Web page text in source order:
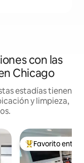
con las
Chicago
estadías tienen
y limpieza,
Favorito entre
Favorito entre